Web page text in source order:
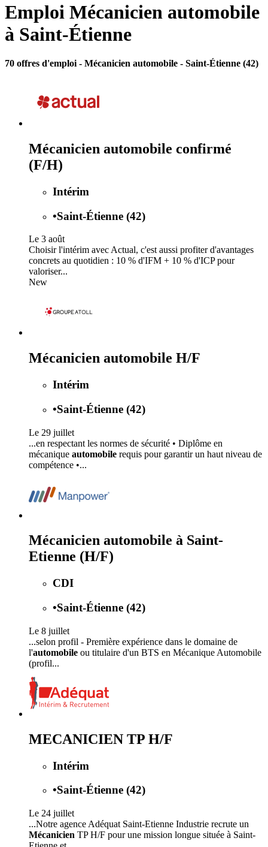
Emploi Mécanicien automobile
à Saint-Étienne
70 offres d'emploi - Mécanicien automobile - Saint-Étienne (42)
Mécanicien automobile confirmé
(F/H)
Intérim
•Saint-Étienne (42)
Le 3 août
Choisir l'intérim avec Actual, c'est aussi profiter d'avantages
concrets au quotidien : 10 % d'IFM + 10 % d'ICP pour
valoriser...
New
Mécanicien automobile H/F
Intérim
•Saint-Étienne (42)
Le 29 juillet
...en respectant les normes de sécurité • Diplôme en
mécanique automobile requis pour garantir un haut niveau de
compétence •...
Mécanicien automobile à Saint-
Etienne (H/F)
CDI
•Saint-Étienne (42)
Le 8 juillet
...selon profil - Première expérience dans le domaine de
l'automobile ou titulaire d'un BTS en Mécanique Automobile
(profil...
MECANICIEN TP H/F
Intérim
•Saint-Étienne (42)
Le 24 juillet
...Notre agence Adéquat Saint-Etienne Industrie recrute un
Mécanicien TP H/F pour une mission longue située à Saint-